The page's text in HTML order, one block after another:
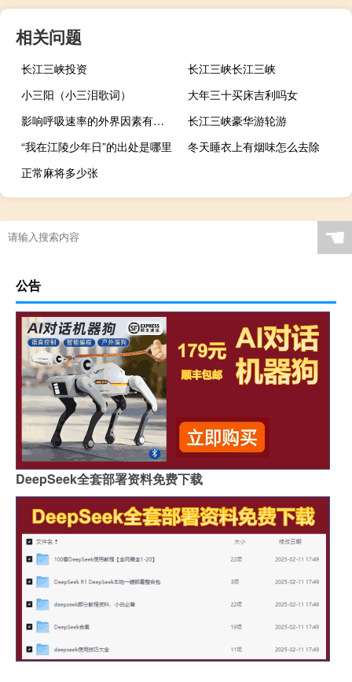
相关问题
长江三峡投资
长江三峡长江三峡
小三阳（小三泪歌词）
大年三十买床吉利吗女
影响呼吸速率的外界因素有哪些
长江三峡豪华游轮游
“我在江陵少年日”的出处是哪里
冬天睡衣上有烟味怎么去除
正常麻将多少张
☚
公告
DeepSeek全套部署资料免费下载